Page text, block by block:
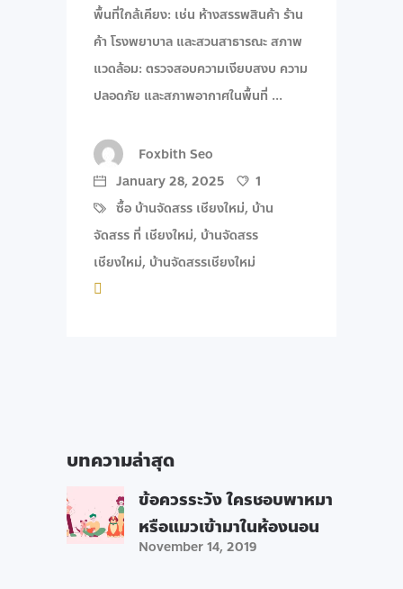
พื้นที่ใกล้เคียง: เช่น ห้างสรรพสินค้า ร้าน
ค้า โรงพยาบาล และสวนสาธารณะ สภาพ
แวดล้อม: ตรวจสอบความเงียบสงบ ความ
ปลอดภัย และสภาพอากาศในพื้นที่
Foxbith Seo
January 28, 2025
1
ซื้อ บ้านจัดสรร เชียงใหม่, บ้าน
จัดสรร ที่ เชียงใหม่, บ้านจัดสรร
เชียงใหม่, บ้านจัดสรรเชียงใหม่
บทความล่าสุด
ข้อควรระวัง ใครชอบพาหมา
หรือแมวเข้ามาในห้องนอน
November 14, 2019